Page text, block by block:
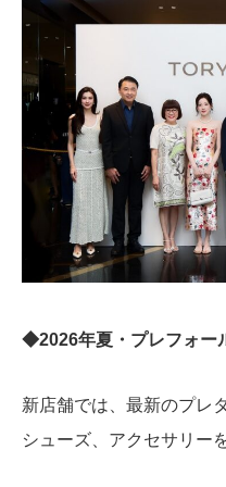
◆2026年夏・プレフォー
新店舗では、最新のプレ
シューズ、アクセサリー